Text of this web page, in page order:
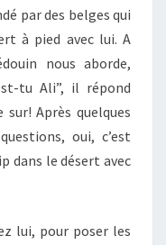
par des belges qui
à pied avec lui. A
nous aborde,
tu Ali”, il répond
Après quelques
oui, c’est
dans le désert avec
lui, pour poser les